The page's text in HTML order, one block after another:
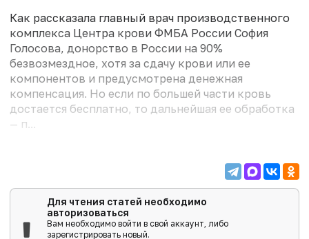
Как рассказала главный врач производственного
комплекса Центра крови ФМБА России София
Голосова, донорство в России на 90%
безвозмездное, хотя за сдачу крови или ее
компонентов и предусмотрена денежная
компенсация. Но если по большей части кровь
достается бесплатно, то дальнейшая ее обработка
— п...
Для чтения статей необходимо
авторизоваться
Вам необходимо войти в свой аккаунт, либо
зарегистрировать новый.